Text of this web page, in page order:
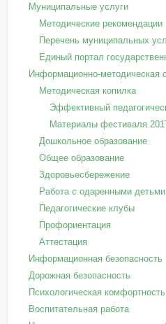
Муниципальные услуги
Методические рекомендации
Перечень муниципальных
Единый портал
Информационно-методическая
Методическая копилка
Эффективный
Материалы фестиваля
Дошкольное образование
Общее образование
Здоровьесбережение
Работа с одаренными детьми.
Педагогические клубы
Профориентация
Аттестация
Информационная безопасность
Дорожная безопасность
Психологическая комфортность
Воспитательная работа